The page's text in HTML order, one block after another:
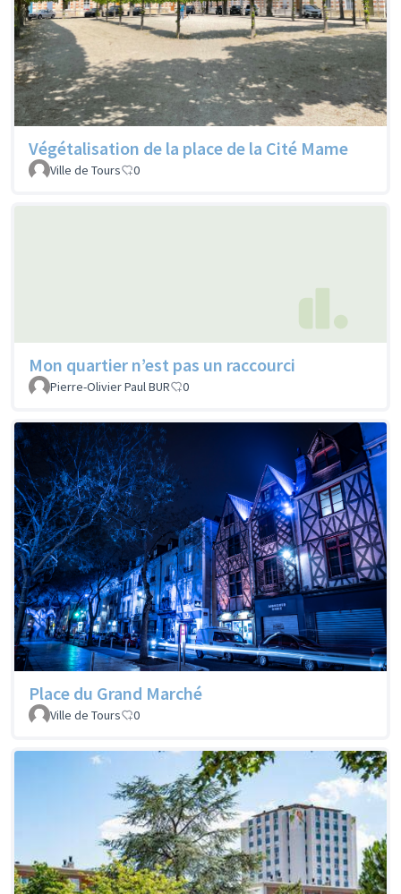
Végétalisation de la place de la Cité Mame
Ville de Tours 0
Mon quartier n’est pas un raccourci
Pierre-Olivier Paul BUR 0
Place du Grand Marché
Ville de Tours 0